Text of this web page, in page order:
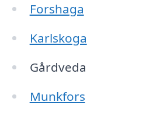
Forshaga
Karlskoga
Gårdveda
Munkfors